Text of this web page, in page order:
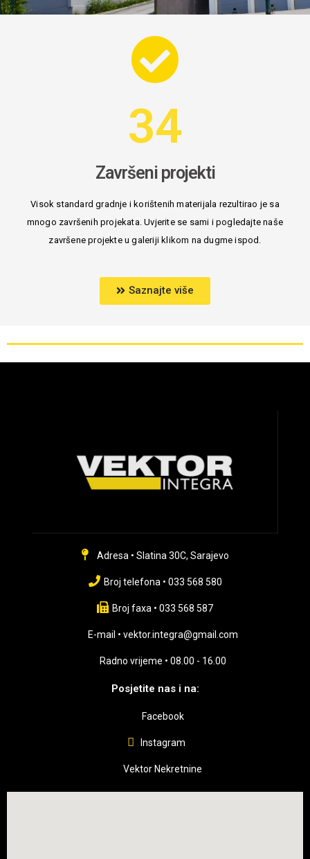
34
Završeni projekti
Visok standard gradnje i korištenih materijala rezultirao je sa
mnogo završenih projekata. Uvjerite se sami i pogledajte naše
završene projekte u galeriji klikom na dugme ispod.
Saznajte više
Adresa • Slatina 30C, Sarajevo
Broj telefona • 033 568 580
Broj faxa • 033 568 587
E-mail • vektor.integra@gmail.com
Radno vrijeme • 08.00 - 16.00
Posjetite nas i na:
Facebook
Instagram
Vektor Nekretnine